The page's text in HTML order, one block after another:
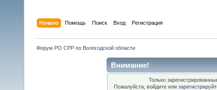
Начало Помощь Поиск Вход Регистрация
Форум РО СРР по Вологодской области
Внимание!
Только
Пожалуйста, войдите или